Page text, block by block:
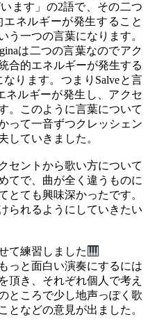
ます」の2語で、その二つ
ネルギーが発生すること
う一つの言葉になります。
は二つの言葉なのでアク
合的エネルギーが発生する
なります。つまりSalveと言
ネルギーが発生し、アクセ
。このように言葉について
って一音ずつクレッシェン
していきました。
セントから歌い方について
てで、曲が全く違うものに
とても興味深かったです。
られるようにしていきたい
て練習しました
っと面白い演奏にするには
頂き、それぞれ個人で考え
ところで少し地声っぽく歌
となどの意見が出ました。